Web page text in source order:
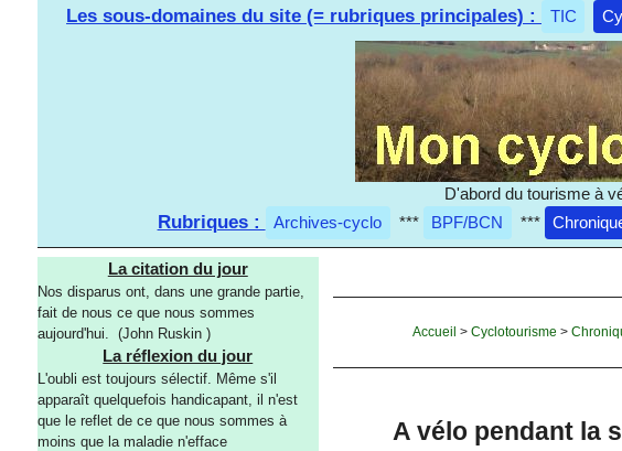
Les sous-domaines du site (= rubriques principales) : TIC
D'abord du tourisme à
Rubriques : Archives-cyclo *** BPF/BCN ***
La citation du jour
Nos disparus ont, dans une grande partie,
fait de nous ce que nous sommes
aujourd'hui. (John Ruskin )
La réflexion du jour
L'oubli est toujours sélectif. Même s'il
apparaît quelquefois handicapant, il n'est
que le reflet de ce que nous sommes à
moins que la maladie n'efface
Accueil > Cyclotourisme >
A vélo pendant la